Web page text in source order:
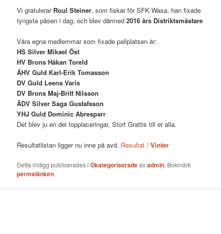
Vi gratulerar Roul Steiner, som fiskar för SFK Wasa, han fixade
tyngsta påsen i dag, och blev därmed2016 års Distriktsmästare
Våra egna medlemmar som fixade pallplatsen är:
HS Silver Mikael Öst
HV Brons Håkan Toreld
ÄHV Guld Karl-Erik Tomasson
DV Guld Leena Varis
DV Brons Maj-Britt Nilsson
ÄDV Silver Saga Gustafsson
YHJ Guld Dominic Abresparr
Det blev ju en del topplaceringar, Stort Grattis till er alla.
Resultatlistan ligger nu inne på avd. Resultat /Vinter
Detta inlägg publicerades iOkategoriseradeavadmin. Bokmärk
permalänken.